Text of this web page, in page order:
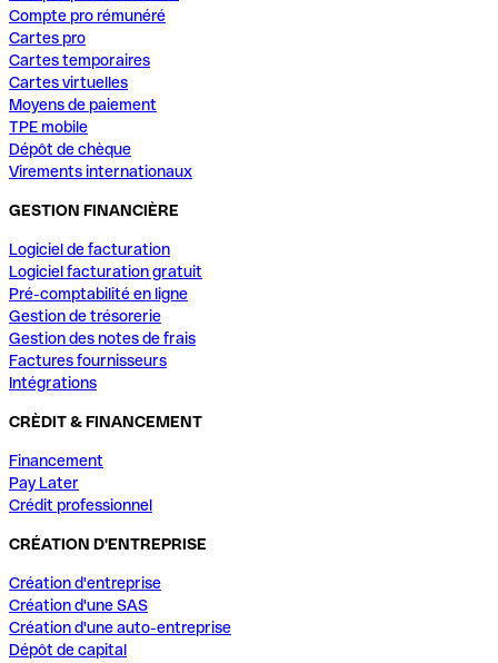
Compte pro rémunéré
Cartes pro
Cartes temporaires
Cartes virtuelles
Moyens de paiement
TPE mobile
Dépôt de chèque
Virements internationaux
GESTION FINANCIÈRE
Logiciel de facturation
Logiciel facturation gratuit
Pré-comptabilité en ligne
Gestion de trésorerie
Gestion des notes de frais
Factures fournisseurs
Intégrations
CRÈDIT & FINANCEMENT
Financement
Pay Later
Crédit professionnel
CRÉATION D'ENTREPRISE
Création d'entreprise
Création d'une SAS
Création d'une auto-entreprise
Dépôt de capital